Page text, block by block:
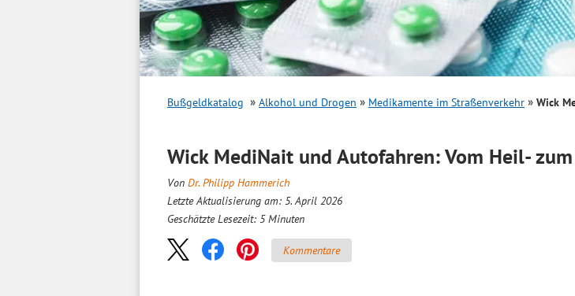
Bußgeldkatalog Alkohol und Drogen Medikamente im Straßenverkehr Wick
Wick MediNait und Autofahren: Vom Heil-
Von Dr. Philipp Hammerich
Letzte Aktualisierung am: 5. April 2026
Geschätzte Lesezeit: 5 Minuten
Kommentare